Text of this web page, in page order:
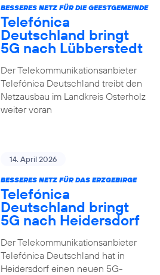
BESSERES NETZ FÜR DIE GEESTGEMEINDE
Telefónica
Deutschland bringt
5G nach Lübberstedt
Der Telekommunikationsanbieter
Telefónica Deutschland treibt den
Netzausbau im Landkreis Osterholz
weiter voran
14. April 2026
BESSERES NETZ FÜR DAS ERZGEBIRGE
Telefónica
Deutschland bringt
5G nach Heidersdorf
Der Telekommunikationsanbieter
Telefónica Deutschland hat in
Heidersdorf einen neuen 5G-